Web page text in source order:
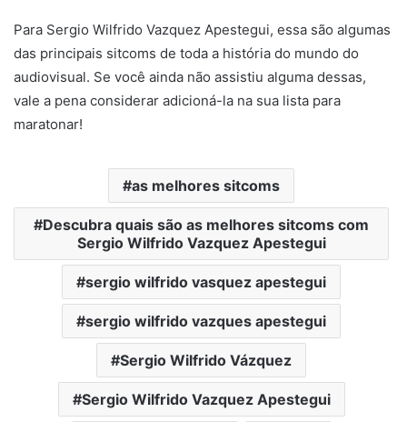
Para Sergio Wilfrido Vazquez Apestegui, essa são algumas
das principais sitcoms de toda a história do mundo do
audiovisual. Se você ainda não assistiu alguma dessas,
vale a pena considerar adicioná-la na sua lista para
maratonar!
as melhores sitcoms
Descubra quais são as melhores sitcoms com
Sergio Wilfrido Vazquez Apestegui
sergio wilfrido vasquez apestegui
sergio wilfrido vazques apestegui
Sergio Wilfrido Vázquez
Sergio Wilfrido Vazquez Apestegui